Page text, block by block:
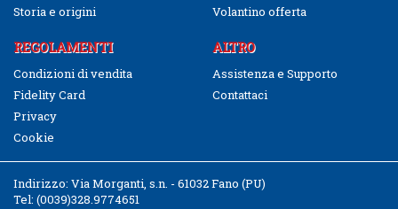
Storia e origini
Volantino offerta
REGOLAMENTI
Condizioni di vendita
Fidelity Card
Privacy
Cookie
ALTRO
Assistenza e Supporto
Contattaci
Indirizzo: Via Morganti, s.n. - 61032 Fano (PU)
Tel: (0039)328.9774651